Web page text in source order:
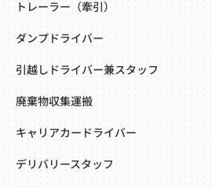
トレーラー（牽引）
ダンプドライバー
引越しドライバー兼スタッフ
廃棄物収集運搬
キャリアカードライバー
デリバリースタッフ